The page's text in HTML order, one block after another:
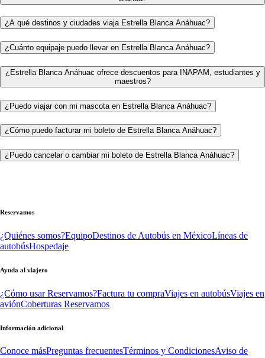
¿A qué destinos y ciudades viaja Estrella Blanca Anáhuac?
¿Cuánto equipaje puedo llevar en Estrella Blanca Anáhuac?
¿Estrella Blanca Anáhuac ofrece descuentos para INAPAM, estudiantes y
maestros?
¿Puedo viajar con mi mascota en Estrella Blanca Anáhuac?
¿Cómo puedo facturar mi boleto de Estrella Blanca Anáhuac?
¿Puedo cancelar o cambiar mi boleto de Estrella Blanca Anáhuac?
Reservamos
¿Quiénes somos?EquipoDestinos de Autobús en MéxicoLíneas de
autobúsHospedaje
Ayuda al viajero
¿Cómo usar Reservamos?Factura tu compraViajes en autobúsViajes en
aviónCoberturas Reservamos
Información adicional
Conoce másPreguntas frecuentesTérminos y CondicionesAviso de